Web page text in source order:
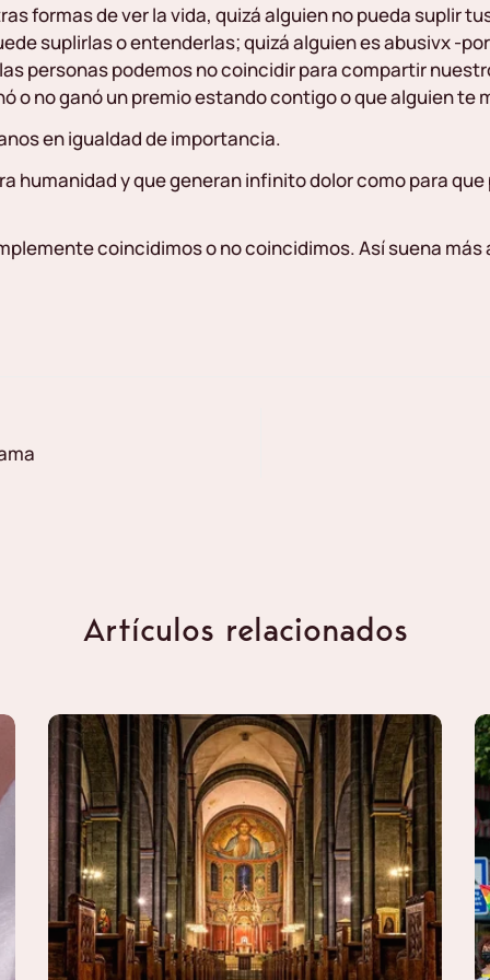
formas de ver la vida, quizá alguien no pueda suplir
suplirlas o entenderlas; quizá alguien es abusivx -
personas podemos no coincidir para compartir
o no ganó un premio estando contigo o que alguien te
en igualdad de importancia.
humanidad y que generan infinito dolor como para
coincidimos o no coincidimos. Así suena
Artículos relacionados